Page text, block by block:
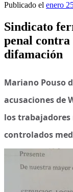
Publicado el enero
Sindicato
penal
difamación
Mariano Pouso
acusaciones de
los
controlados